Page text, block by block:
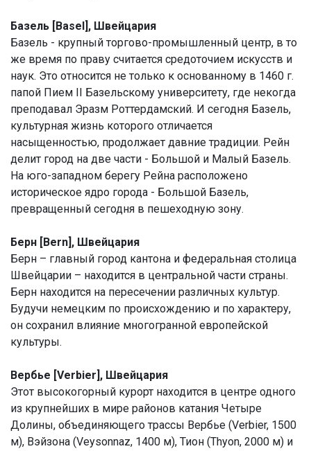
Базель [Basel], Швейцария
Базель - крупный торгово-промышленный центр, в то
же время по праву считается средоточием искусств и
наук. Это относится не только к основанному в 1460 г.
папой Пием II Базельскому университету, где некогда
преподавал Эразм Роттердамский. И сегодня Базель,
культурная жизнь которого отличается
насыщенностью, продолжает давние традиции. Рейн
делит город на две части - Большой и Малый Базель.
На юго-западном берегу Рейна расположено
историческое ядро города - Большой Базель,
превращенный сегодня в пешеходную зону.
Берн [Bern], Швейцария
Берн – главный город кантона и федеральная столица
Швейцарии – находится в центральной части страны.
Берн находится на пересечении различных культур.
Будучи немецким по происхождению и по характеру,
он сохранил влияние многогранной европейской
культуры.
Вербье [Verbier], Швейцария
Этот высокогорный курорт находится в центре одного
из крупнейших в мире районов катания Четыре
Долины, объединяющего трассы Вербье (Verbier, 1500
м), Вэйзона (Veysonnaz, 1400 м), Тион (Thyon, 2000 м) и